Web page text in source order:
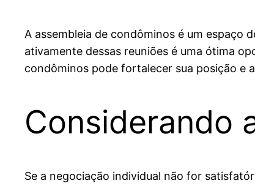
A assembleia de condôminos é um
ativamente dessas reuniões é uma ótima
condôminos pode fortalecer sua posição e
Considerando
Se a negociação individual não for